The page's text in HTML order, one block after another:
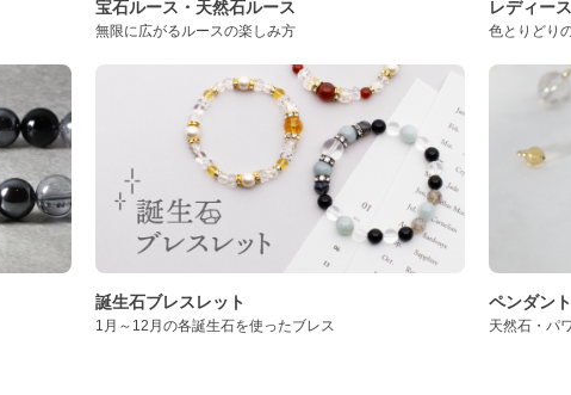
宝石ルース・天然石ルース
無限に広がるルースの楽しみ方
レディー
色とりどり
誕生石ブレスレット
1月～12月の各誕生石を使ったブレス
ペンダン
天然石・パ